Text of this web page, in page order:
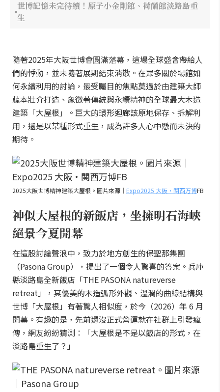
世博記憶未完待續！原子小金剛館、荷蘭館淡路島重
生
隨著2025年大阪世博會圓滿落幕，這場全球盛會帶給人
們的悸動，並未隨著展期結束消散。在眾多關於場館如
何永續利用的討論，最受矚目的焦點莫過於由建築大師
藤本壯介打造、象徵著傳統與永續精神的全球最大木造
建築「大屋根」。巨大的環形迴廊該原地保存、拆解利
用，還是以某種形式重生，成為許多人心中懸而未決的
期待。
2025大阪世博精神建築大屋根。圖片來源｜ Expo2025 大阪・関西万博FB
神似大屋根的新飯店，坐擁明石海峽
絕景今夏開幕
在這股討論聲浪中，致力於地方創生的保聖那集團
（Pasona Group），提出了一個令人驚喜的答案。兵庫
縣淡路島全新飯店「THE PASONA natureverse
retreat」，其優美的木造弧形外觀、溫潤的曲線結構與
世博「大屋根」有著驚人相似度，於今（2026）年 6 月
開幕。有趣的是，先前還沒正式營運就在社群上引發瘋
傳，網友紛紛猜測：「大屋根是不是以飯店的形式，在
淡路島重生了？」